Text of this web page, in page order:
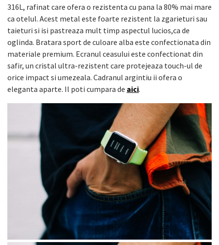
316L, rafinat care ofera o rezistenta cu pana la 80% mai mare
ca otelul. Acest metal este foarte rezistent la zgarieturi sau
taieturi si isi pastreaza mult timp aspectul lucios,ca de
oglinda. Bratara sport de culoare alba este confectionata din
materiale premium. Ecranul ceasului este confectionat din
safir, un cristal ultra-rezistent care protejeaza touch-ul de
orice impact si umezeala. Cadranul argintiu ii ofera o
eleganta aparte. Il poti cumpara de aici.